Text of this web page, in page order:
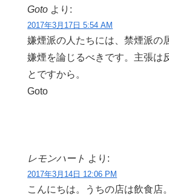
Goto より:
2017年3月17日 5:54 AM
嫌煙派の人たちには、禁煙派の
嫌煙を論じるべきです。主張は
とですから。
Goto
レモンハート より:
2017年3月14日 12:06 PM
こんにちは。うちの店は飲食店